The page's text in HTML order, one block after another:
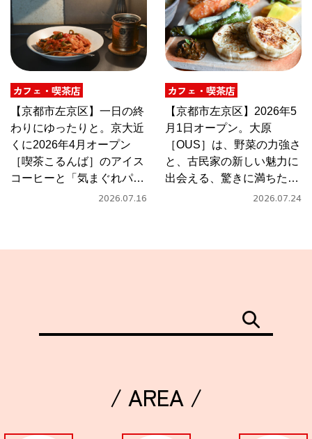
カフェ・喫茶店
【京都市左京区】一日の終
わりにゆったりと。京大近
くに2026年4月オープン
［喫茶こるんば］のアイス
コーヒーと「気まぐれパス
2026.07.16
カフェ・喫茶店
【京都市左京区】2026年5
月1日オープン。大原
［OUS］は、野菜の力強さ
と、古民家の新しい魅力に
出会える、驚きに満ちたカ
2026.07.24
/ AREA /